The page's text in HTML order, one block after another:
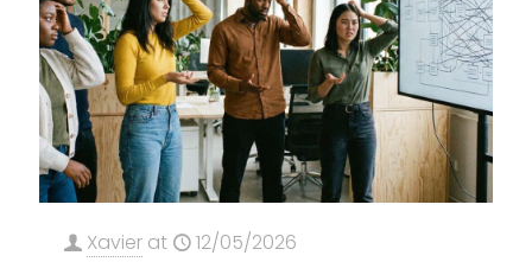
Xavier at 12/05/2026